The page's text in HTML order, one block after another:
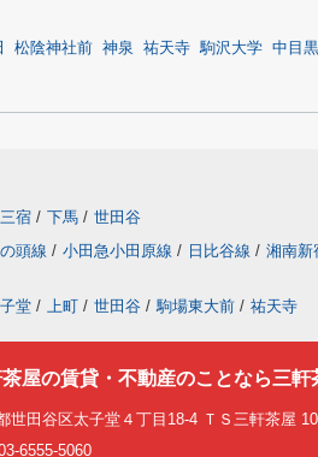
松陰神社前 神泉 祐天寺 駒沢大学 中目黒
三宿 / 下馬 / 世田谷
頭線 / 小田急小田原線 / 日比谷線 / 湘南新
堂 / 上町 / 世田谷 / 駒場東大前 / 祐天寺
屋の賃貸・不動産のことなら三軒
世田谷区太子堂４丁目18-4 ＴＳ三軒茶屋
6555-5060